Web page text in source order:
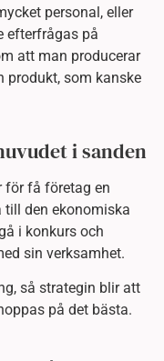
personal, eller
efterfrågas på
att man producerar
produkt, som kanske
i sanden
för få företag en
till den ekonomiska
i konkurs och
sin verksamhet.
så strategin blir att
på det bästa.